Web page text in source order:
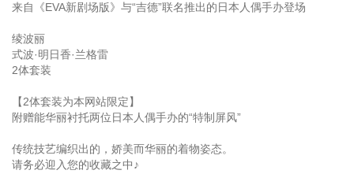
来自《EVA新剧场版》与“吉德”联名推出的日本人偶手办登场
绫波丽
式波·明日香·兰格雷
2体套装
【2体套装为本网站限定】
附赠能华丽衬托两位日本人偶手办的“特制屏风”
传统技艺编织出的，娇美而华丽的着物姿态。
请务必迎入您的收藏之中♪